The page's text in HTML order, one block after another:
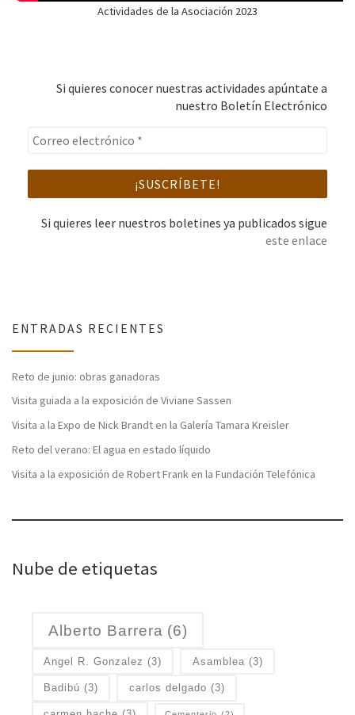
Actividades de la Asociación 2023
Si quieres conocer nuestras actividades apúntate a
nuestro Boletín Electrónico
Si quieres leer nuestros boletines ya publicados sigue
este enlace
ENTRADAS RECIENTES
Reto de junio: obras ganadoras
Visita guiada a la exposición de Viviane Sassen
Visita a la Expo de Nick Brandt en la Galería Tamara Kreisler
Reto del verano: El agua en estado líquido
Visita a la exposición de Robert Frank en la Fundación Telefónica
Nube de etiquetas
Alberto Barrera (6)
Angel R. Gonzalez (3) Asamblea (3)
Badibú (3) carlos delgado (3)